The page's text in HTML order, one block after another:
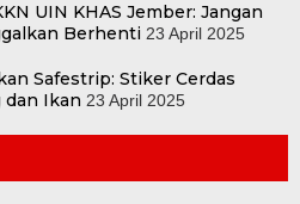
UIN KHAS Jember: Jangan
Berhenti 23 April 2025
Safestrip: Stiker Cerdas
dan Ikan 23 April 2025